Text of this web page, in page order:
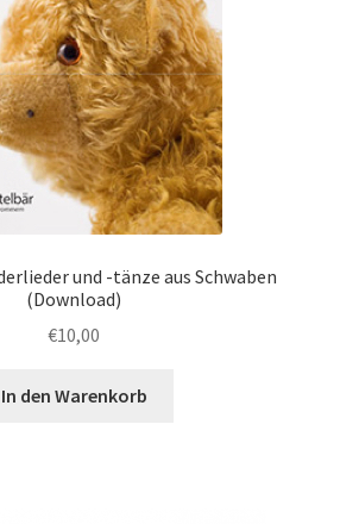
und -tänze aus Schwaben
(Download)
€10,00
In den Warenkorb